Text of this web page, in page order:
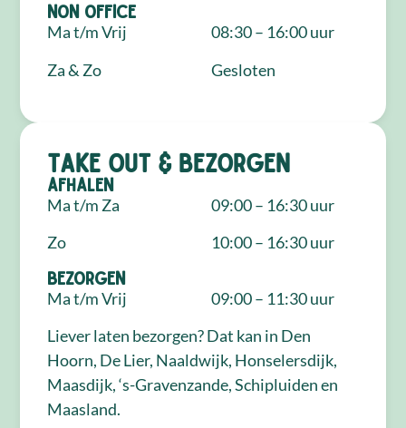
NON Office
Ma t/m Vrij
Za & Zo
08:30 – 16:00 uur
Gesloten
Take out & bezorgen
Afhalen
Ma t/m Za
Zo
09:00 – 16:30 uur
10:00 – 16:30 uur
Bezorgen
Ma t/m Vrij
09:00 – 11:30 uur
Liever laten bezorgen? Dat kan in Den
Hoorn, De Lier, Naaldwijk, Honselersdijk,
Maasdijk, ‘s-Gravenzande, Schipluiden en
Maasland.